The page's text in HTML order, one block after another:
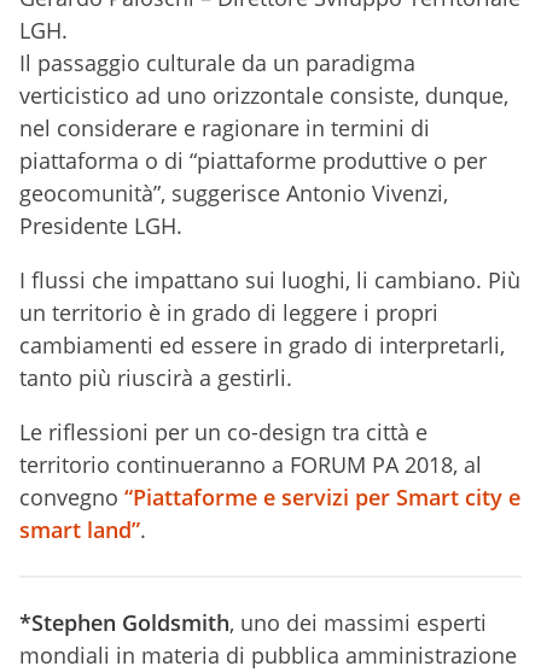
LGH.
Il passaggio culturale da un paradigma
verticistico ad uno orizzontale consiste, dunque,
nel considerare e ragionare in termini di
piattaforma o di “piattaforme produttive o per
geocomunità”, suggerisce Antonio Vivenzi,
Presidente LGH.
I flussi che impattano sui luoghi, li cambiano. Più
un territorio è in grado di leggere i propri
cambiamenti ed essere in grado di interpretarli,
tanto più riuscirà a gestirli.
Le riflessioni per un co-design tra città e
territorio continueranno a FORUM PA 2018, al
convegno “Piattaforme e servizi per Smart city e
smart land”.
*Stephen Goldsmith, uno dei massimi esperti
mondiali in materia di pubblica amministrazione